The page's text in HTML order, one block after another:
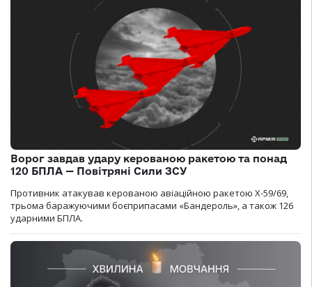
Ворог завдав удару керованою ракетою та понад
120 БПЛА — Повітряні Сили ЗСУ
Противник атакував керованою авіаційною ракетою Х-59/69,
трьома баражуючими боєприпасами «Бандероль», а також 126
ударними БПЛА.